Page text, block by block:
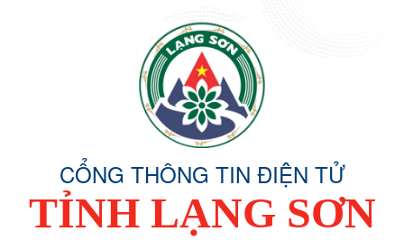
CỔNG THÔNG TIN ĐIỆN TỬ
TỈNH LẠNG SƠN